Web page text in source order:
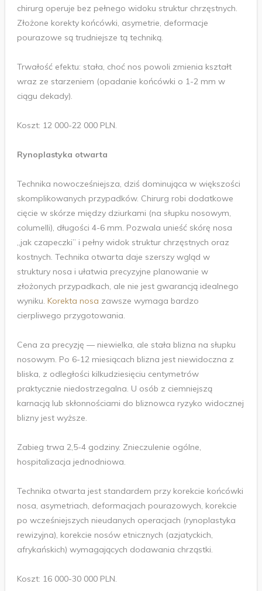
chirurg operuje bez pełnego widoku struktur chrzęstnych.
Złożone korekty końcówki, asymetrie, deformacje
pourazowe są trudniejsze tą techniką.
Trwałość efektu: stała, choć nos powoli zmienia kształt
wraz ze starzeniem (opadanie końcówki o 1-2 mm w
ciągu dekady).
Koszt: 12 000-22 000 PLN.
Rynoplastyka otwarta
Technika nowocześniejsza, dziś dominująca w większości
skomplikowanych przypadków. Chirurg robi dodatkowe
cięcie w skórze między dziurkami (na słupku nosowym,
columelli), długości 4-6 mm. Pozwala unieść skórę nosa
„jak czapeczki” i pełny widok struktur chrzęstnych oraz
kostnych. Technika otwarta daje szerszy wgląd w
struktury nosa i ułatwia precyzyjne planowanie w
złożonych przypadkach, ale nie jest gwarancją idealnego
wyniku. Korekta nosa zawsze wymaga bardzo
cierpliwego przygotowania.
Cena za precyzję — niewielka, ale stała blizna na słupku
nosowym. Po 6-12 miesiącach blizna jest niewidoczna z
bliska, z odległości kilkudziesięciu centymetrów
praktycznie niedostrzegalna. U osób z ciemniejszą
karnacją lub skłonnościami do bliznowca ryzyko widocznej
blizny jest wyższe.
Zabieg trwa 2,5-4 godziny. Znieczulenie ogólne,
hospitalizacja jednodniowa.
Technika otwarta jest standardem przy korekcie końcówki
nosa, asymetriach, deformacjach pourazowych, korekcie
po wcześniejszych nieudanych operacjach (rynoplastyka
rewizyjna), korekcie nosów etnicznych (azjatyckich,
afrykańskich) wymagających dodawania chrząstki.
Koszt: 16 000-30 000 PLN.